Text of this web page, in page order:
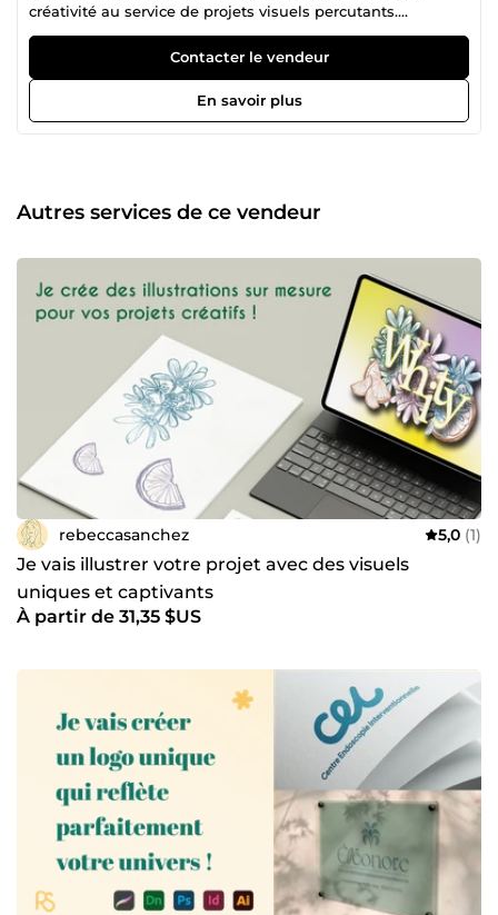
créativité au service de projets visuels percutants.
Spécialisée en illustration et communication visuelle,
j'aime donner vie à des univers uniques qui captent
l'attention et racontent une histoire. Que ce soit en
numérique, en techniques traditionnelles ou en design
graphique, mon approche alliée esthétisme, sens du détail
graphique… Chaque mission est menée avec écoute,
rigueur et flexibilité pour répondre aux attentes
Contacter le vendeur
En savoir plus
Autres services de ce vendeur
rebeccasanchez 5,0 (1)
Je vais illustrer votre projet avec des visuels
uniques et captivants
À partir de 31,35 $US